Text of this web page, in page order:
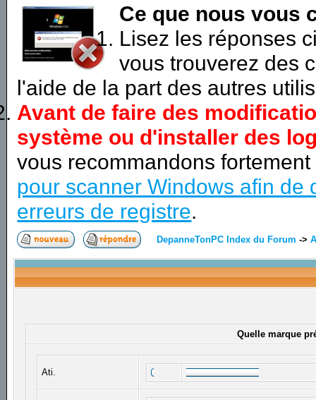
Ce que nous vous
Lisez les réponses
vous trouverez des
l'aide de la part des autres
Avant de faire des
système ou d'installer des
vous recommandons
pour scanner Windows afin de
erreurs de registre.
DepanneTonPC Index du Forum ->
Quelle marque
Ati.